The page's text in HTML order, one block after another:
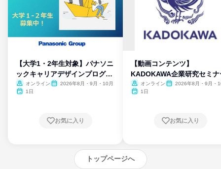
【大学1・2年生対象】パナソニ
ックキャリアデザインプログラ
ム
オンライン
2026年8月・9月・10月
1日
お気に入り
【動画コンテンツ】
KADOKAWA企業研究セミナ
オンライン
2026年8月・9月・
1日
お気に入り
トップページへ